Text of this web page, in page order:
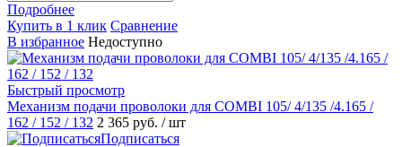
Подробнее
Купить в 1 клик Сравнение
В избранное Недоступно
Быстрый просмотр
Механизм подачи проволоки для COMBI 105/ 4/135 /4.165 /
162 / 152 / 132 2 365 руб. / шт
Подписаться